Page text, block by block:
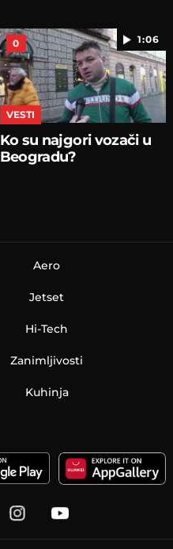
1:06
0
VESTI
Ko su najgori vozači u
Beogradu?
Aero
Jetset
Hi-Tech
Zanimljivosti
Kuhinja